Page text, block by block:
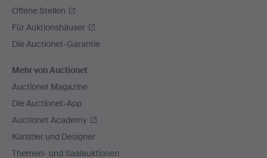
Offene Stellen
Für Auktionshäuser
Die Auctionet-Garantie
Mehr von Auctionet
Auctionet Magazine
Die Auctionet-App
Auctionet Academy
Künstler und Designer
Themen- und Saalauktionen